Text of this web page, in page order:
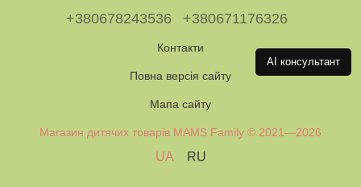
+380678243536 +380671176326
Контакти
Повна версія сайту
Мапа сайту
Магазин дитячих товарів MAMS Family © 2021—2026
UA RU
AI консультант